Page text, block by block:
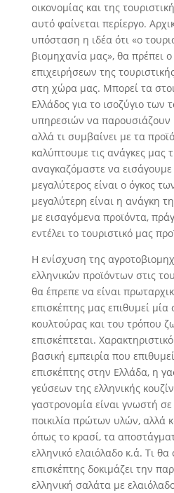
οικονομίας και της
αυτό φαίνεται περίεργο.
υπόσταση η ιδέα ότι «ο
βιομηχανία μας», θα πρέπει ο
επιχειρήσεων της
στη χώρα μας. Μπορεί τα
Ελλάδος για το ισοζύγιο των
υπηρεσιών να
αλλά τι συμβαίνει με τα
καλύπτουμε τις ανάγκες μας
αναγκαζόμαστε να
μεγαλύτερος είναι ο όγκος
μεγαλύτερη είναι η ανάγκη
με εισαγόμενα προϊόντα,
εντέλει το τουριστικό μας
Η ενίσχυση της
ελληνικών προϊόντων στις
θα έπρεπε να είναι
επισκέπτης μας επιθυμεί μία
κουλτούρας και του τρόπου
επισκέπτεται.
βασική εμπειρία που
επισκέπτης στην Ελλάδα, η
γεύσεων της ελληνικής
γαστρονομία είναι γνωστή
ποικιλία πρώτων υλών, αλλά
όπως το κρασί, τα
ελληνικό ελαιόλαδο κ.ά. Τι
επισκέπτης δοκιμάζει την
ελληνική σαλάτα με